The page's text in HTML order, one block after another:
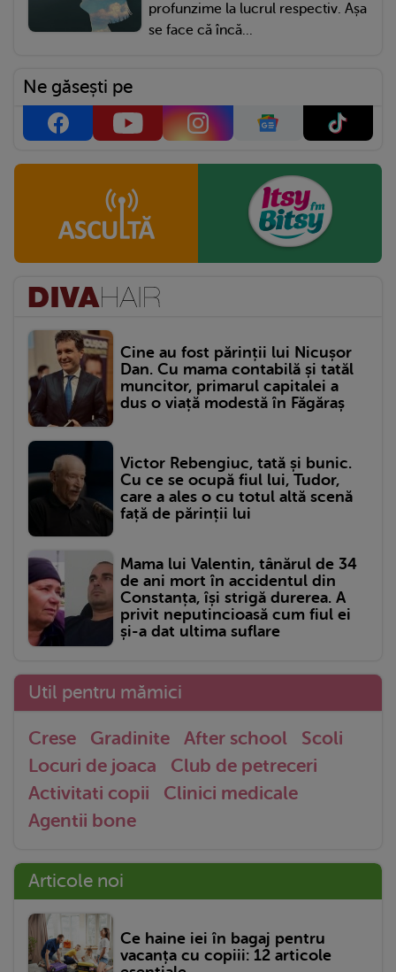
profunzime la lucrul respectiv. Așa
se face că încă...
Ne găsești pe
Cine au fost părinții lui Nicușor
Dan. Cu mama contabilă și tatăl
muncitor, primarul capitalei a
dus o viață modestă în Făgăraș
Victor Rebengiuc, tată și bunic.
Cu ce se ocupă fiul lui, Tudor,
care a ales o cu totul altă scenă
față de părinții lui
Mama lui Valentin, tânărul de 34
de ani mort în accidentul din
Constanța, își strigă durerea. A
privit neputincioasă cum fiul ei
și-a dat ultima suflare
Util pentru mămici
Crese Gradinite After school
Scoli
Locuri de joaca
Club de petreceri
Activitati copii
Clinici medicale
Agentii bone
Articole noi
Ce haine iei în bagaj pentru
vacanța cu copiii: 12 articole